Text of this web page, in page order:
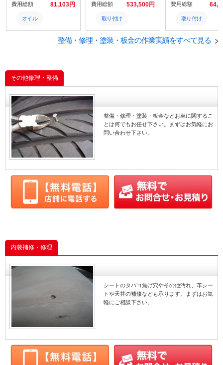
ケーターが点灯し、整備
ドセンサーとＡＢＳセン
サーの 断線とのことで、
車を預けてレンタカーを
ジュールが入り、回送し
て貰うことにした。
費用総額
81,103円
オイル
整備
修理
検整備をして、ナビ・TV
にバックカメラとドライ
ブレコーダーとETCを取
付て 中古車として販売し
ます。本体価格３９８千
います。
費用総額
533,500円
取り付け
オイル
点検
取付
整備
するほどでもなかっ
で、自己負担で修理
こととした。 フロン
ンパーをはずした見
ら、外部からは見え
費用総額
取り付け
整備・修理・塗装・板金の作業実績をすべて見る
その他修理・整備
整備・修理・塗装・板金などお車に関するこ
とは何でもお任せ下さい。まずはお気軽にお
問い合わせ下さい。
内装補修・修理
シートのタバコ焦げ穴やその他汚れ、革シー
トや天井の補修なども承ります。まずはお気
軽にご相談下さい。